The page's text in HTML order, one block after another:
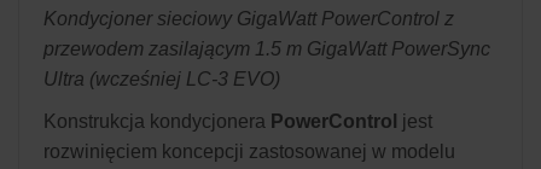
Kondycjoner sieciowy GigaWatt PowerControl z
przewodem zasilającym 1.5 m GigaWatt PowerSync
Ultra (wcześniej LC-3 EVO)
Konstrukcja kondycjonera PowerControl jest
rozwinięciem koncepcji zastosowanej w modelu